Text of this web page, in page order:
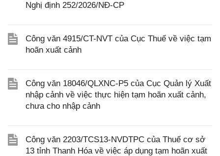
Nghị định 252/2026/NĐ-CP
Công văn 4915/CT-NVT của Cục Thuế về việc tạm
hoãn xuất cảnh
Công văn 18046/QLXNC-P5 của Cục Quản lý Xuất
nhập cảnh về việc thực hiện tạm hoãn xuất cảnh,
chưa cho nhập cảnh
Công văn 2203/TCS13-NVDTPC của Thuế cơ sở
13 tỉnh Thanh Hóa về việc áp dụng tạm hoãn xuất